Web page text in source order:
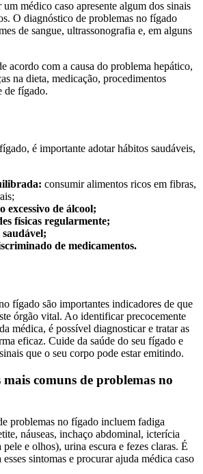
médico caso apresente algum dos sinais
O diagnóstico de problemas no fígado
de sangue, ultrassonografia e, em alguns
acordo com a causa do problema hepático,
na dieta, medicação, procedimentos
de fígado.
é importante adotar hábitos saudáveis,
consumir alimentos ricos em fibras,
excessivo de álcool;
físicas regularmente;
de medicamentos.
fígado são importantes indicadores de que
órgão vital. Ao identificar precocemente
médica, é possível diagnosticar e tratar as
eficaz. Cuide da saúde do seu fígado e
que o seu corpo pode estar emitindo.
mais comuns de problemas no
problemas no fígado incluem fadiga
náuseas, inchaço abdominal, icterícia
e olhos), urina escura e fezes claras. É
sintomas e procurar ajuda médica caso